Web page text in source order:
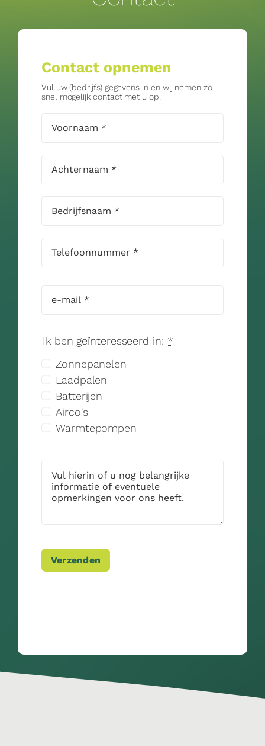
Contact opnemen
Vul uw (bedrijfs) gegevens in en wij nemen zo
snel mogelijk contact met u op!
Ik ben geïnteresseerd in: *
Zonnepanelen
Laadpalen
Batterijen
Airco's
Warmtepompen
Verzenden